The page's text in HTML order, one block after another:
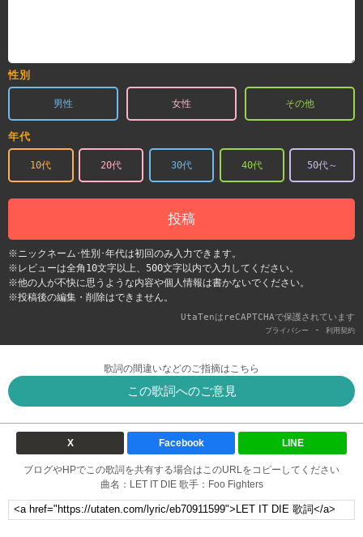
性別
男性 女性 その他
年代
10代 20代 30代 40代 50代～
投稿
※ニックネーム･性別･年代は初回のみ入力できます。
※レビューは全角10文字以上、500文字以内で入力してください。
※他の人が不快に思うような内容や個人情報は書かないでください。
※投稿後の編集・削除はできません。
UtaTenはreCAPTCHAで保護されています
プライバシー - 利用契約
歌詞の間違いなどのご指摘はこちら
この歌詞へのご意見
X Facebook LINE
ブログやHPでこの歌詞を共有する場合はこのURLをコピーしてください
曲名：LET IT DIE 歌手：Foo Fighters